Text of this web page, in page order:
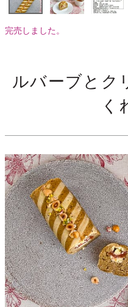
完売しました。
ルバーブとク
く